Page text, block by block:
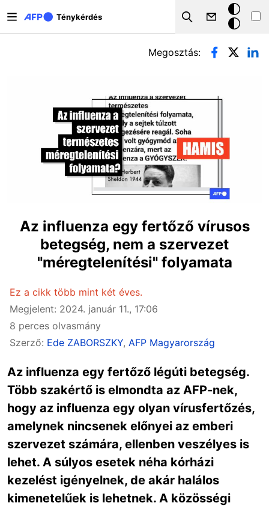
Ténykérdés
Search
Sötét
mód
Elsődleges fülek
Megosztás:
Az influenza egy fertőző vírusos
betegség, nem a szervezet
"méregtelenítési" folyamata
Ez a cikk több mint két éves.
Megjelent: 2024. január 11., 17:06
8 perces olvasmány
Szerző: Ede ZABORSZKY, AFP Magyarország
Az influenza egy fertőző légúti betegség.
Több szakértő is elmondta az AFP-nek,
hogy az influenza egy olyan vírusfertőzés,
amelynek nincsenek előnyei az emberi
szervezet számára, ellenben veszélyes is
lehet. A súlyos esetek néha kórházi
kezelést igényelnek, de akár halálos
kimenetelűek is lehetnek. A közösségi